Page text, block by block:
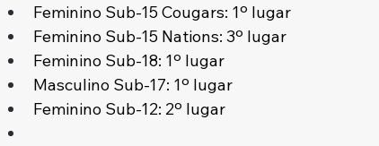
Feminino Sub-15 Cougars: 1º lugar
Feminino Sub-15 Nations: 3º lugar
Feminino Sub-18: 1º lugar
Masculino Sub-17: 1º lugar
Feminino Sub-12: 2º lugar